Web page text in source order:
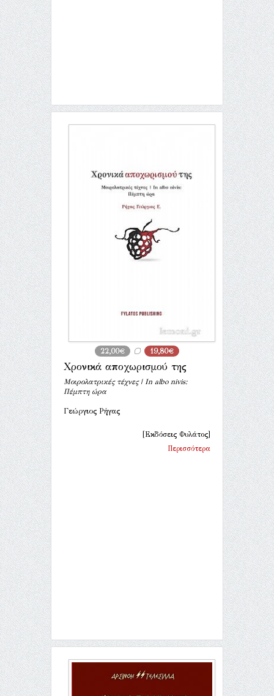
22,00€ 19,80€
Χρονικά αποχωρισμού της
Μοιρολατρικές τέχνες | In albo nivis:
Πέμπτη ώρα
Γεώργιος Ρήγας
[Εκδόσεις Φυλάτος]
Περισσότερα